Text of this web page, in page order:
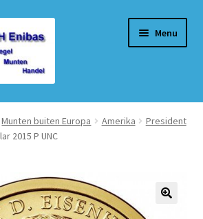
Menu
Munten buiten Europa Amerika
President
2015 P UNC